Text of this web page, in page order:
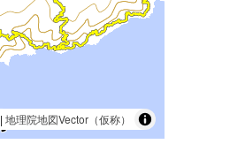
|地理院地図Vector（仮称）